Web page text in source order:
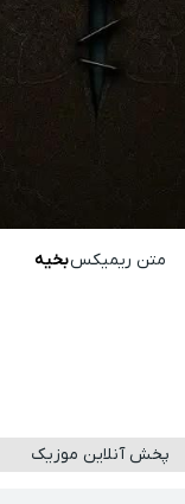
متن ریمیکسبخیه
پخش آنلاین موزیک